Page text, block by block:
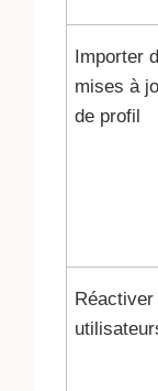
Importer
mises à
de profil
Réactiver